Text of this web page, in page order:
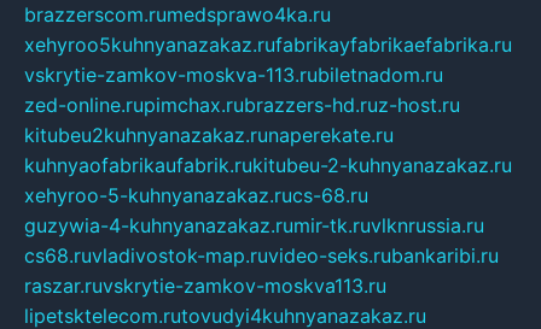
brazzerscom.rumedsprawo4ka.ru
xehyroo5kuhnyanazakaz.rufabrikayfabrikaefabrika.ru
vskrytie-zamkov-moskva-113.rubiletnadom.ru
zed-online.rupimchax.rubrazzers-hd.ruz-host.ru
kitubeu2kuhnyanazakaz.runaperekate.ru
kuhnyaofabrikaufabrik.rukitubeu-2-kuhnyanazakaz.ru
xehyroo-5-kuhnyanazakaz.rucs-68.ru
guzywia-4-kuhnyanazakaz.rumir-tk.ruvlknrussia.ru
cs68.ruvladivostok-map.ruvideo-seks.rubankaribi.ru
raszar.ruvskrytie-zamkov-moskva113.ru
lipetsktelecom.rutovudyi4kuhnyanazakaz.ru